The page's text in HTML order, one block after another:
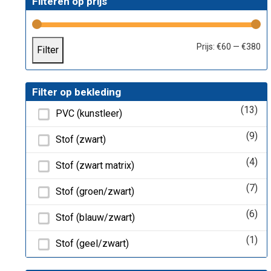
Filter Prijs: €60 — €380
Filter op bekleding
PVC (kunstleer) (13)
Stof (zwart) (9)
Stof (zwart matrix) (4)
Stof (groen/zwart) (7)
Stof (blauw/zwart) (6)
Stof (geel/zwart) (1)